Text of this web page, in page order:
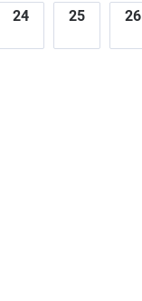
24 25 26